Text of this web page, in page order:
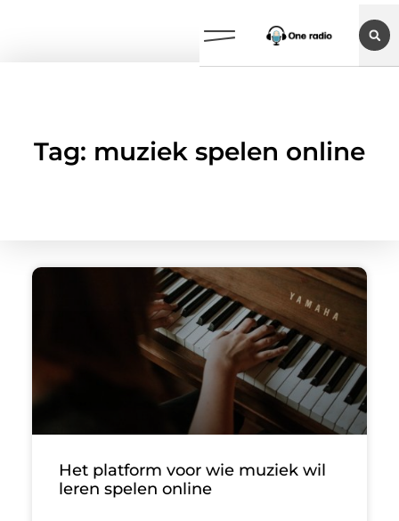
Tag: muziek spelen online
Het platform voor wie muziek wil
leren spelen online